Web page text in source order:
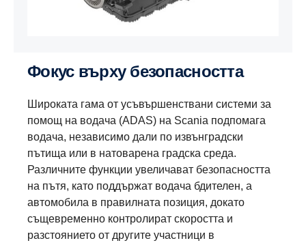
Фокус върху безопасността
Широката гама от усъвършенствани системи за
помощ на водача (ADAS) на Scania подпомага
водача, независимо дали по извънградски
пътища или в натоварена градска среда.
Различните функции увеличават безопасността
на пътя, като поддържат водача бдителен, а
автомобила в правилната позиция, докато
същевременно контролират скоростта и
разстоянието от другите участници в